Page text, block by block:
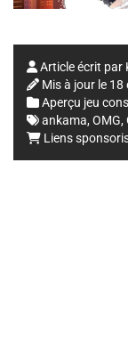
Article écrit par
Mis à jour le 18
Aperçu jeu
ankama, OMG,
Liens